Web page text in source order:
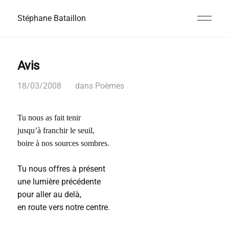
Stéphane Bataillon
Avis
18/03/2008 dans Poèmes
Tu nous as fait tenir
jusqu’à franchir le seuil,
boire à nos sources sombres.
Tu nous offres à présent
une lumière précédente
pour aller au delà,
en route vers notre centre.